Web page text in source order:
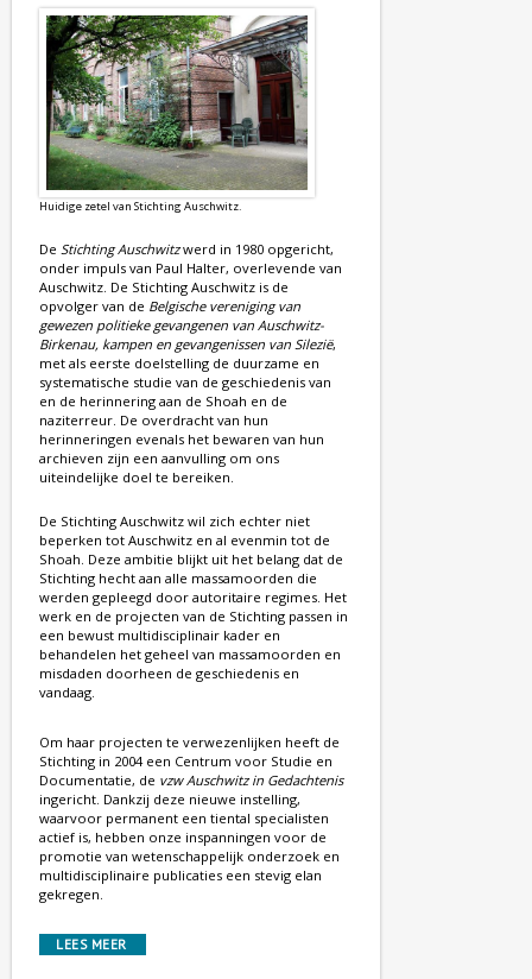
Huidige zetel van Stichting Auschwitz.
De Stichting Auschwitzwerd in 1980 opgericht,
onder impuls van Paul Halter, overlevende van
Auschwitz. De Stichting Auschwitz is de
opvolger van de Belgische vereniging van
gewezen politieke gevangenen van Auschwitz-
Birkenau, kampen en gevangenissen van Silezië,
met als eerste doelstelling de duurzame en
systematische studie van de geschiedenis van
en de herinnering aan de Shoah en de
naziterreur. De overdracht van hun
herinneringen evenals het bewaren van hun
archieven zijn een aanvulling om ons
uiteindelijke doel te bereiken.
De Stichting Auschwitz wil zich echter niet
beperken tot Auschwitz en al evenmin tot de
Shoah. Deze ambitie blijkt uit het belang dat de
Stichting hecht aan alle massamoorden die
werden gepleegd door autoritaire regimes. Het
werk en de projecten van de Stichting passen in
een bewust multidisciplinair kader en
behandelen het geheel van massamoorden en
misdaden doorheen de geschiedenis en
vandaag.
Om haar projecten te verwezenlijken heeft de
Stichting in 2004 een Centrum voor Studie en
Documentatie, de vzw Auschwitz in Gedachtenis
ingericht. Dankzij deze nieuwe instelling,
waarvoor permanent een tiental specialisten
actief is, hebben onze inspanningen voor de
promotie van wetenschappelijk onderzoek en
multidisciplinaire publicaties een stevig elan
gekregen.
LEES MEER